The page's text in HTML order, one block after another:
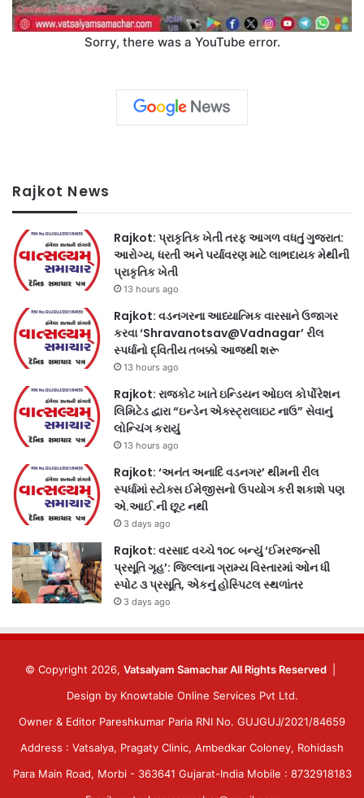
Sorry, there was a YouTube error.
Rajkot News
Rajkot: પ્રાકૃતિક ખેતી તરફ આગળ વધતું ગુજરાત:
આરોગ્ય, ધરતી અને પર્યાવરણ માટે લાભદાયક મેથીની
પ્રાકૃતિક ખેતી
13 hours ago
Rajkot: વડનગરના આધ્યાત્મિક વારસાને ઉજાગર
કરવા ‘Shravanotsav@Vadnagar’ રીલ
સ્પર્ધાનો દ્વિતીય તબક્કો આજથી શરૂ
13 hours ago
Rajkot: રાજકોટ ખાતે ઇન્ડિયન ઓઇલ કોર્પોરેશન
લિમિટેડ દ્વારા “ઇન્ડેન એક્સ્ટ્રાલાઇટ નાઉ” સેવાનું
લોન્ચિંગ કરાયું
13 hours ago
Rajkot: ‘અનંત અનાદિ વડનગર’ થીમની રીલ
સ્પર્ધામાં સ્ટોક્સ ઈમેજીસનો ઉપયોગ કરી શકાશે પણ
એ.આઈ.ની છૂટ નથી
3 days ago
Rajkot: વરસાદ વચ્ચે ૧૦૮ બન્યું ‘ઈમરજન્સી
પ્રસૂતિ ગૃહ’: જિલ્લાના ગ્રામ્ય વિસ્તારમાં ઓન ધી
સ્પોટ ૩ પ્રસૂતિ, એકનું હોસ્પિટલ સ્થળાંતર
3 days ago
© Copyright 2026, Vatsalyam Samachar All Rights Reserved
Design by Knowtable Online Services Pvt Ltd.
Owner & Editor Pareshkumar Paria RNI No. GUJGUJ/2021/84659
Address : Vatsalya, Pragaty Clinic, Ambedkar Coloney, Rohidash
Para Main Road, Morbi - 363641 Gujarat-India Mobile : 8732918183